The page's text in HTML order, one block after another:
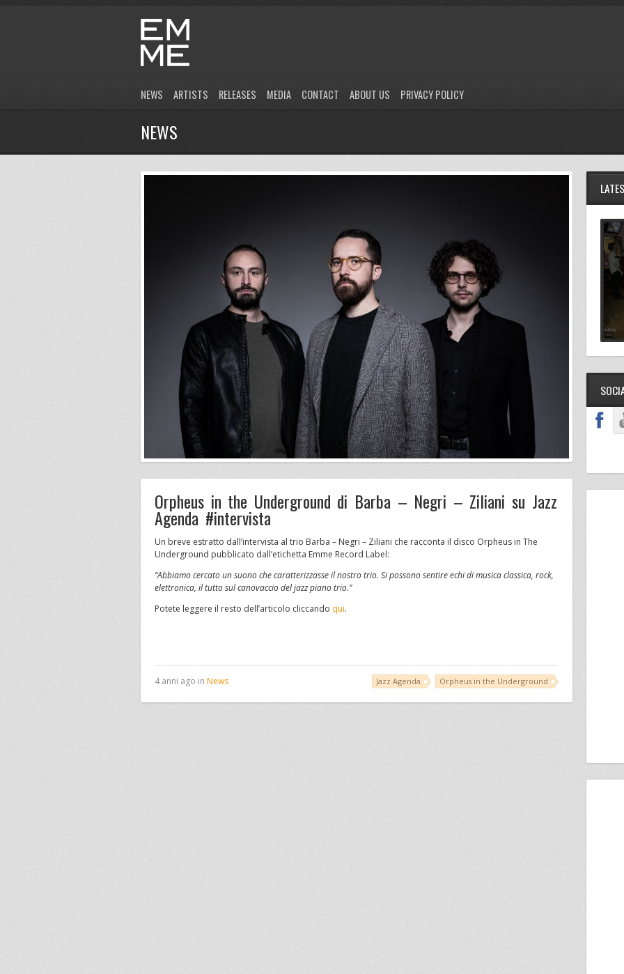
NEWS ARTISTS RELEASES MEDIA CONTACT ABOUT US PRIVACY POLICY
NEWS
Orpheus in the Underground di Barba – Negri – Ziliani su Jazz
Agenda #intervista
Un breve estratto dall’intervista al trio Barba – Negri – Ziliani che racconta il disco Orpheus in The
Underground pubblicato dall’etichetta Emme Record Label:
“Abbiamo cercato un suono che caratterizzasse il nostro trio. Si possono sentire echi di musica classica, rock,
elettronica, il tutto sul canovaccio del jazz piano trio.”
Potete leggere il resto dell’articolo cliccando qui.
4 anni ago in News Jazz Agenda Orpheus in the Underground